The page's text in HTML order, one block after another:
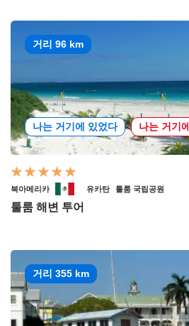
거리 96 km
나는 거기에 있었다 나는 거기
북아메리카 유카탄 툴룸 국립공원
툴룸 해변 투어
거리 355 km